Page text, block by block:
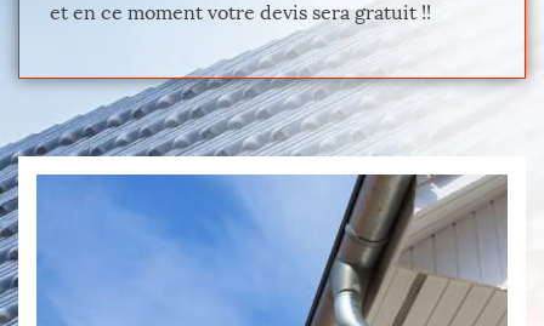
et en ce moment votre devis sera gratuit !!